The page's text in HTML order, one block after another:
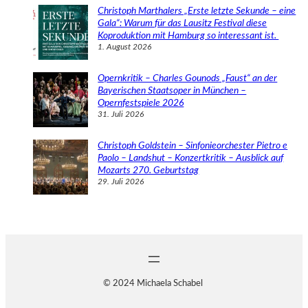
Christoph Marthalers „Erste letzte Sekunde – eine
Gala“: Warum für das Lausitz Festival diese
Koproduktion mit Hamburg so interessant ist.
1. August 2026
Opernkritik – Charles Gounods „Faust“ an der
Bayerischen Staatsoper in München –
Opernfestspiele 2026
31. Juli 2026
Christoph Goldstein – Sinfonieorchester Pietro e
Paolo – Landshut – Konzertkritik – Ausblick auf
Mozarts 270. Geburtstag
29. Juli 2026
© 2024 Michaela Schabel